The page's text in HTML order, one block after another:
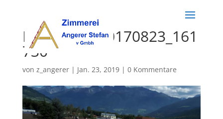
K800_IMG_20170823_161
730
von z_angerer| Jan. 23, 2019| 0 Kommentare